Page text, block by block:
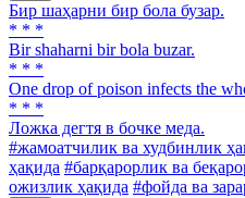
Бир шаҳарни бир бола бузар.
* * *
Bir shaharni bir bola buzar.
* * *
One drop of poison infects the
* * *
Ложка дегтя в бочке меда.
#жамоатчилик ва худбинлик
ҳақида #барқарорлик ва
ожизлик ҳақида #фойда ва